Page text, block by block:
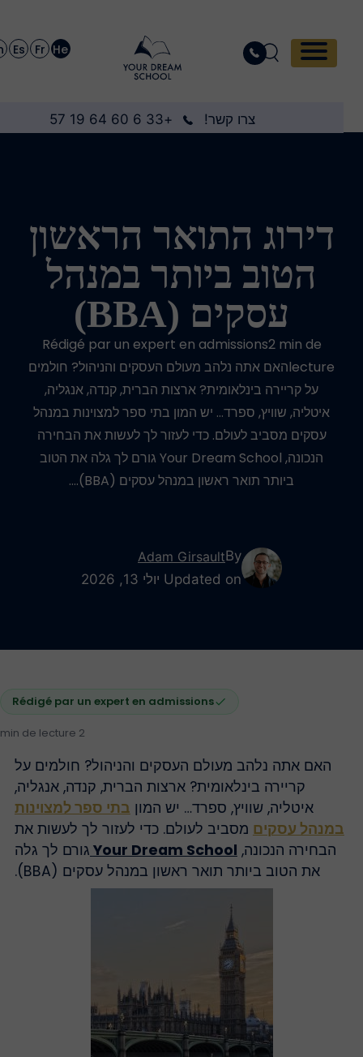
Fr
Es
En
צרו קשר! +33 6 60 64 19 57
דירוג התואר הראשון
הטוב ביותר במנהל
עסקים (BBA)
Rédigé par un expert en admissions2 min de
lectureהאם אתה נלהב מעולם העסקים והניהול? חולמים
על קריירה בינלאומית? ארצות הברית, קנדה, אנגליה,
איטליה, שוויץ, ספרד… יש המון בתי ספר למצוינות במנהל
עסקים מסביב לעולם. כדי לעזור לך לעשות את הבחירה
הנכונה, Your Dream School גורם לך גלה את הטוב
ביותר תואר ראשון במנהל עסקים (BBA).…
By
Adam Girsault
Updated on יולי 13, 2026
Rédigé par un expert en admissions
האם אתה נלהב מעולם העסקים והניהול? חולמים על
קריירה בינלאומית? ארצות הברית, קנדה, אנגליה,
איטליה, שוויץ, ספרד… יש המוןבתי ספר למצוינות
במנהל עסקיםמסביב לעולם. כדי לעזור לך לעשות את
הבחירה הנכונה,Your Dream Schoolגורם לך גלה
את הטוב ביותר תואר ראשון במנהל עסקים (BBA).